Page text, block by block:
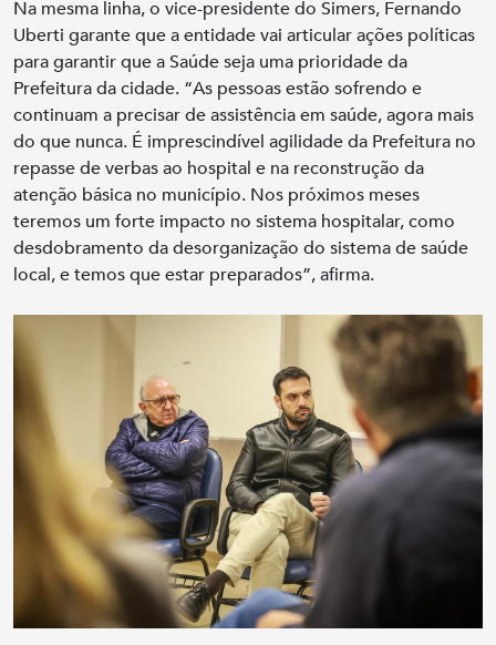
Na mesma linha, o vice-presidente do Simers, Fernando
Uberti garante que a entidade vai articular ações políticas
para garantir que a Saúde seja uma prioridade da
Prefeitura da cidade. “As pessoas estão sofrendo e
continuam a precisar de assistência em saúde, agora mais
do que nunca. É imprescindível agilidade da Prefeitura no
repasse de verbas ao hospital e na reconstrução da
atenção básica no município. Nos próximos meses
teremos um forte impacto no sistema hospitalar, como
desdobramento da desorganização do sistema de saúde
local, e temos que estar preparados”, afirma.